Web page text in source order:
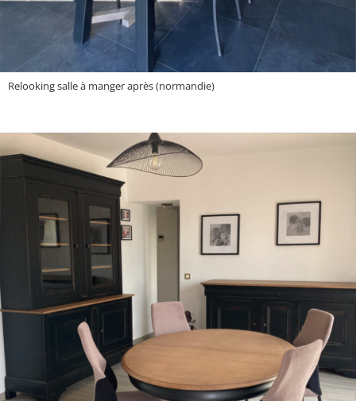
Relooking salle à manger après (normandie)